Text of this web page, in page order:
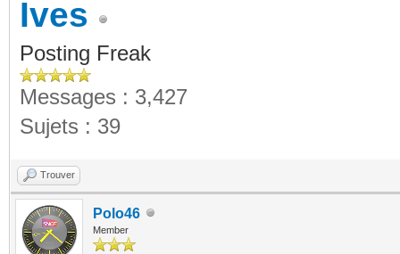
Ives
Posting Freak
Messages : 3,427
Sujets : 39
Trouver
Polo46
Member